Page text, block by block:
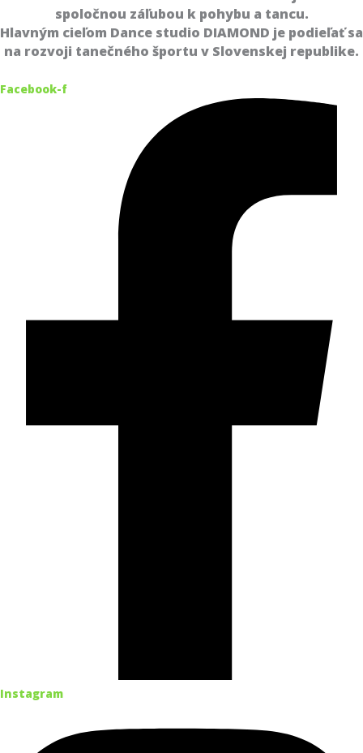
spoločnou záľubou k pohybu a tancu.
Hlavným cieľom Dance studio DIAMOND je podieľať sa
na rozvoji tanečného športu v Slovenskej republike.
Facebook-f
Instagram